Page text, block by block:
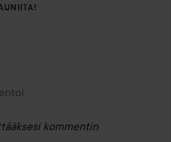
kommentin